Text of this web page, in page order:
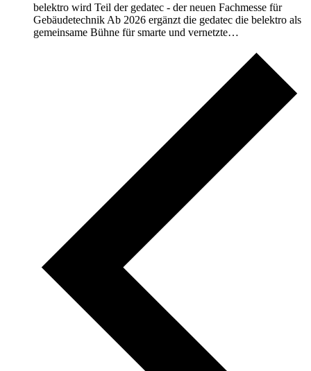
belektro wird Teil der gedatec - der neuen Fachmesse für
Gebäudetechnik Ab 2026 ergänzt die gedatec die belektro als
gemeinsame Bühne für smarte und vernetzte…